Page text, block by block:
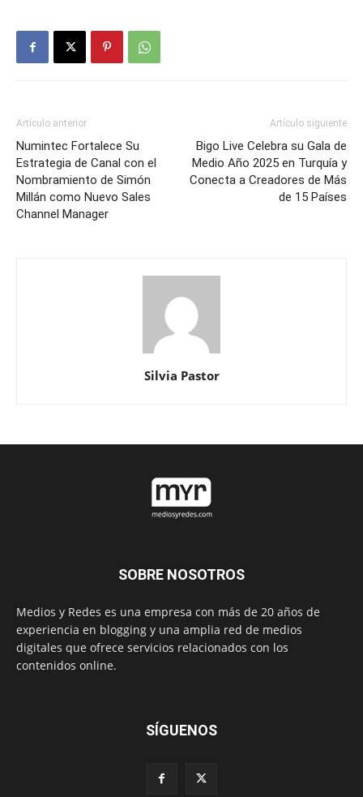
Artículo anterior
Numintec Fortalece Su
Estrategia de Canal con el
Nombramiento de Simón
Millán como Nuevo Sales
Channel Manager
Artículo siguiente
Bigo Live Celebra su Gala de
Medio Año 2025 en Turquía y
Conecta a Creadores de Más
de 15 Países
Silvia Pastor
SOBRE NOSOTROS
Medios y Redes es una empresa con más de 20 años de
experiencia en blogging y una amplia red de medios
digitales que ofrece servicios relacionados con los
contenidos online.
SÍGUENOS